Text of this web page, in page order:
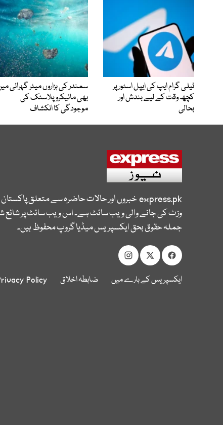
ٹیلی گرام ایپ کی ایپل اسٹور پر
کچھ وقت کے لیے بندش اور
بحالی
سمندر کی ہزاروں میٹر گہرائی
بھی مائیکرو پلاسٹک کی
موجودگی کا انکشاف
express.pkخبروں اور حالات حاضرہ سے متعلق
وزٹ کی جانے والی ویب سائٹ ہے۔ اس ویب سائٹ پر شائع
جملہ حقوق بحق ایکسپریس میڈیا گروپ محفوظ ہیں۔
ایکسپریس کے بارے میں ضابطہ اخلاق Policy